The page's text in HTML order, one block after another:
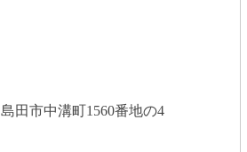
島田市中溝町1560番地の4